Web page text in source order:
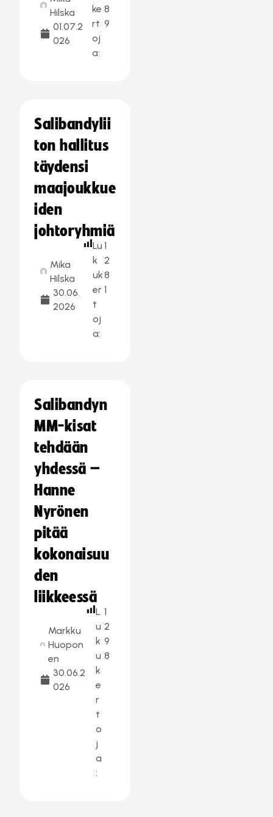
Hilska
01.07.2
026
ke
rt
oj
a:
8
9
Salibandylii
ton hallitus
täydensi
maajoukkue
iden
johtoryhmiä
Mika
Hilska
30.06.
2026
Lu
k
uk
er
t
oj
a:
1
2
8
1
Salibandyn
MM-kisat
tehdään
yhdessä –
Hanne
Nyrönen
pitää
kokonaisuu
den
liikkeessä
Markku
Huopon
en
30.06.2
026
L
u
k
u
k
e
r
t
o
j
a
:
1
2
9
8